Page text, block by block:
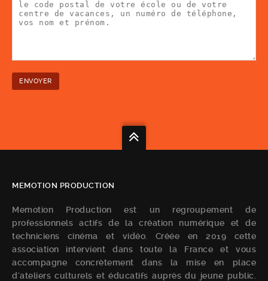
MEMOTION PRODUCTION
Memotion Production est un regroupement de
professionnels actifs de la création numérique et de
techniciens cinéma et vidéo. Créée en 2019 cette
association intervient dans toute la France et vous
accompagne concrètement dans la mise en place
d'ateliers culturels et éducatifs auprès du jeune public.